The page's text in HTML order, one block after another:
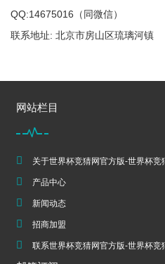
QQ:14675016（同微信）
联系地址: 北京市房山区琉璃河镇
网站栏目
关于世界杯竞猜网官方版-世界杯竞
产品中心
新闻动态
招商加盟
联系世界杯竞猜网官方版-世界杯竞